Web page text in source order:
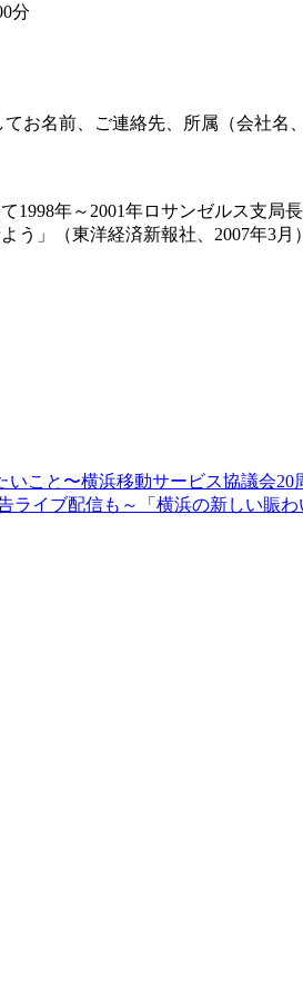
分
お名前、ご連絡先、所属（会社
1998年～2001年ロサンゼルス支局
う」（東洋経済新報社、2007年3月
いこと〜横浜移動サービス協議会20
ライブ配信も～「横浜の新しい賑